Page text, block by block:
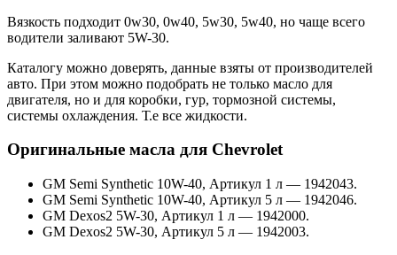
Вязкость подходит 0w30, 0w40, 5w30, 5w40, но чаще всего
водители заливают 5W-30.
Каталогу можно доверять, данные взяты от производителей
авто. При этом можно подобрать не только масло для
двигателя, но и для коробки, гур, тормозной системы,
системы охлаждения. Т.е все жидкости.
Оригинальные масла для Chevrolet
GM Semi Synthetic 10W-40, Артикул 1 л — 1942043.
GM Semi Synthetic 10W-40, Артикул 5 л — 1942046.
GM Dexos2 5W-30, Артикул 1 л — 1942000.
GM Dexos2 5W-30, Артикул 5 л — 1942003.